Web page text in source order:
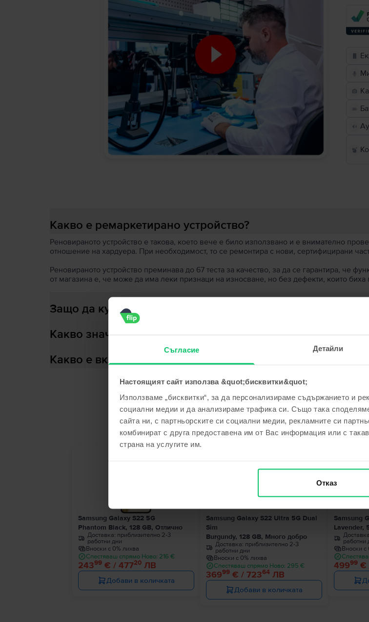
Съгласие Детайли
Настоящият сайт използва &quot;бисквитки&quot;
Използваме „бисквитки“, за да персонализираме съдържанието и
социални медии и да анализираме трафика си. Също така
сайта ни, с партньорските си социални медии, рекламните си
комбинират с друга предоставена им от Вас информация или с
страна на услугите им.
Отказ
Какво е ремаркетирано устройство?
Реновираното устройство е такова, което вече е било използвано и е внимателно
отношение на хардуера. При необходимост, то се ремонтира с нови, сертифицирани
Реновираното устройство преминава до 67 теста за качество, за да се гарантира, че
от магазина е, че може да има леки признаци на износване, но без дефекти, които
Защо да купиш ремаркетирано устройство?
Какво значи здраве на батерията?
Какво е включено в кутията?
Сходни продукти с
Samsung Galaxy S22 5G
Phantom Black, 128 GB, Отлично
Доставка: приблизително 2-3
работни дни
Вноски с 0% лихва
Спестяваш спрямо Ново: 216 €
24399€ / 47720ЛВ
Добави в количката
Samsung Galaxy S22 Ultra 5G Dual
Sim
Burgundy, 128 GB, Много добро
Доставка: приблизително 2-3
работни дни
Вноски с 0% лихва
Спестяваш спрямо Ново: 295 €
36999€ / 72364ЛВ
Добави в количката
Samsung
Lavender,
работни
Вноски с
49999 €